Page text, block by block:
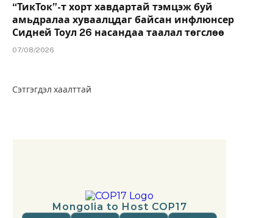
“ТикТок”-т хорт хавдартай тэмцэж буй
амьдралаа хуваалцдаг байсан инфлюнсер
Сидней Тоул 26 насандаа таалал төгслөө
07/08/2026
Сэтгэгдэл хаалттай